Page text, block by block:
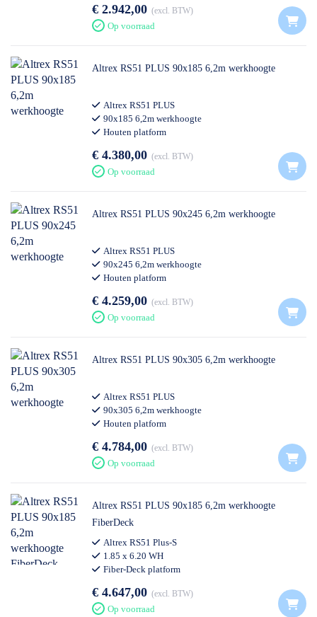
€ 2.942,00 excl. BTW
Op voorraad
Altrex RS51 PLUS 90x185 6,2m werkhoogte
Altrex RS51 PLUS
90x185 6,2m werkhoogte
Houten platform
€ 4.380,00 excl. BTW
Op voorraad
Altrex RS51 PLUS 90x245 6,2m werkhoogte
Altrex RS51 PLUS
90x245 6,2m werkhoogte
Houten platform
€ 4.259,00 excl. BTW
Op voorraad
Altrex RS51 PLUS 90x305 6,2m werkhoogte
Altrex RS51 PLUS
90x305 6,2m werkhoogte
Houten platform
€ 4.784,00 excl. BTW
Op voorraad
Altrex RS51 PLUS 90x185 6,2m werkhoogte
FiberDeck
Altrex RS51 Plus-S
1.85 x 6.20 WH
Fiber-Deck platform
€ 4.647,00 excl. BTW
Op voorraad